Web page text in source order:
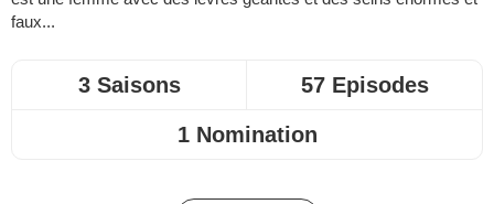
faux...
3 Saisons 57 Episodes
1 Nomination